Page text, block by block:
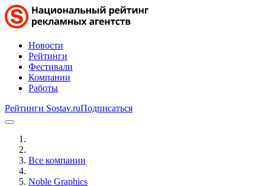
Новости
Рейтинги
Фестивали
Компании
Работы
Рейтинги Sostav.ruПодписаться
Все компании
Noble Graphics